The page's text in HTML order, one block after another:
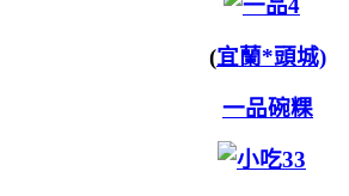
(宜蘭*頭城)
一品碗粿